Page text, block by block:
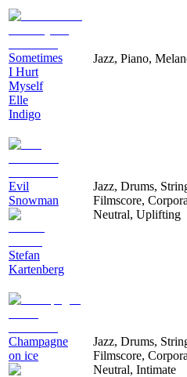
Sometimes
I Hurt
Myself
Elle
Indigo
Jazz, Piano,
Evil
Snowman
Stefan
Kartenberg
Jazz, Drums,
Filmscore,
Neutral, Uplifting
Champagne
on ice
Jazz, Drums,
Filmscore,
Neutral, Intimate